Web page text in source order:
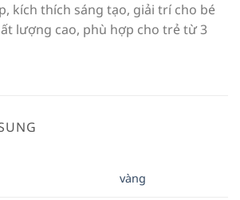
kích thích sáng tạo, giải trí cho bé
lượng cao, phù hợp cho trẻ từ 3
vàng